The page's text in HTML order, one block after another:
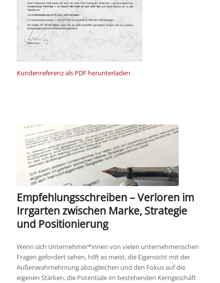
Kundenreferenz als PDF herunterladen
Empfehlungsschreiben – Verloren im
Irrgarten zwischen Marke, Strategie
und Positionierung
Wenn sich Unternehmer*innen von vielen unternehmerischen
Fragen gefordert sehen, hilft es meist, die Eigensicht mit der
Außenwahrnehmung abzugleichen und den Fokus auf die
eigenen Stärken, die Potentiale im bestehenden Kerngeschäft